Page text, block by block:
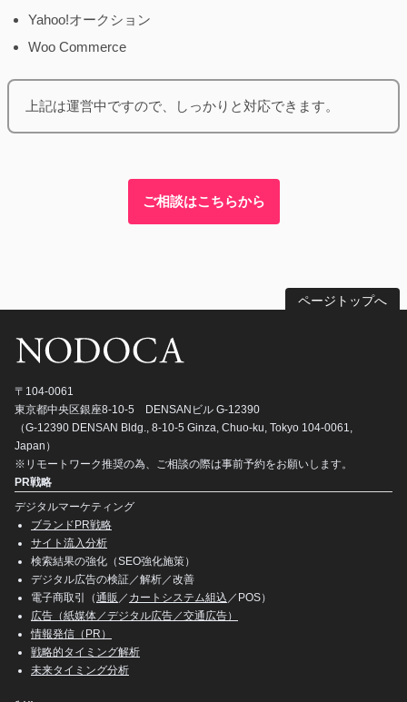
Yahoo!オークション
Woo Commerce
上記は運営中ですので、しっかりと対応できます。
ご相談はこちらから
ページトップへ
〒104-0061
東京都中央区銀座8-10-5 DENSANビル G-12390
（G-12390 DENSAN Bldg., 8-10-5 Ginza, Chuo-ku, Tokyo 104-0061,
Japan）
※リモートワーク推奨の為、ご相談の際は事前予約をお願いします。
PR戦略
デジタルマーケティング
ブランドPR戦略
サイト流入分析
検索結果の強化（SEO強化施策）
デジタル広告の検証／解析／改善
電子商取引（通販 ／ カートシステム組込 ／POS）
広告（紙媒体／デジタル広告／交通広告）
情報発信（PR）
戦略的タイミング解析
未来タイミング分析